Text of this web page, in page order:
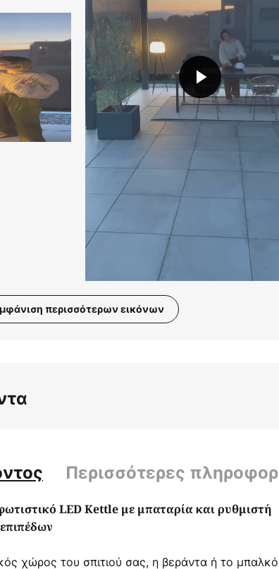
περισσότερων εικόνων
Περισσότερες
LED Kettle με μπαταρία και ρυθμιστή
χώρος του σπιτιού σας, η βεράντα ή το